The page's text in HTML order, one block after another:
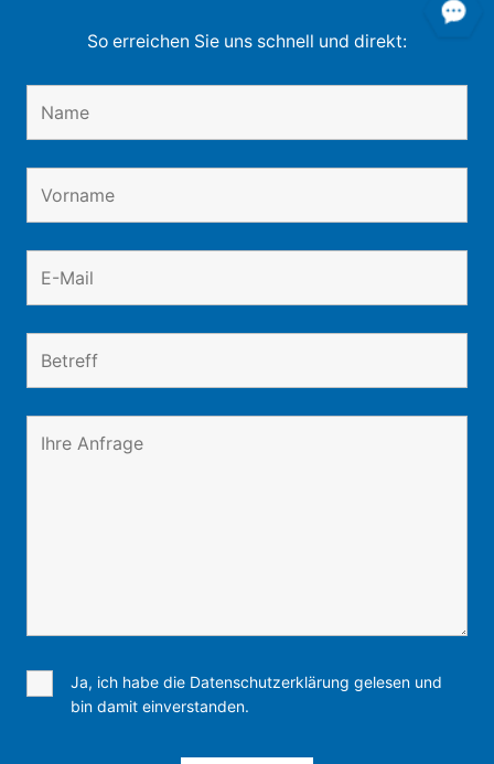
So erreichen Sie uns schnell und direkt:
Ja, ich habe die Datenschutzerklärung gelesen und
bin damit einverstanden.